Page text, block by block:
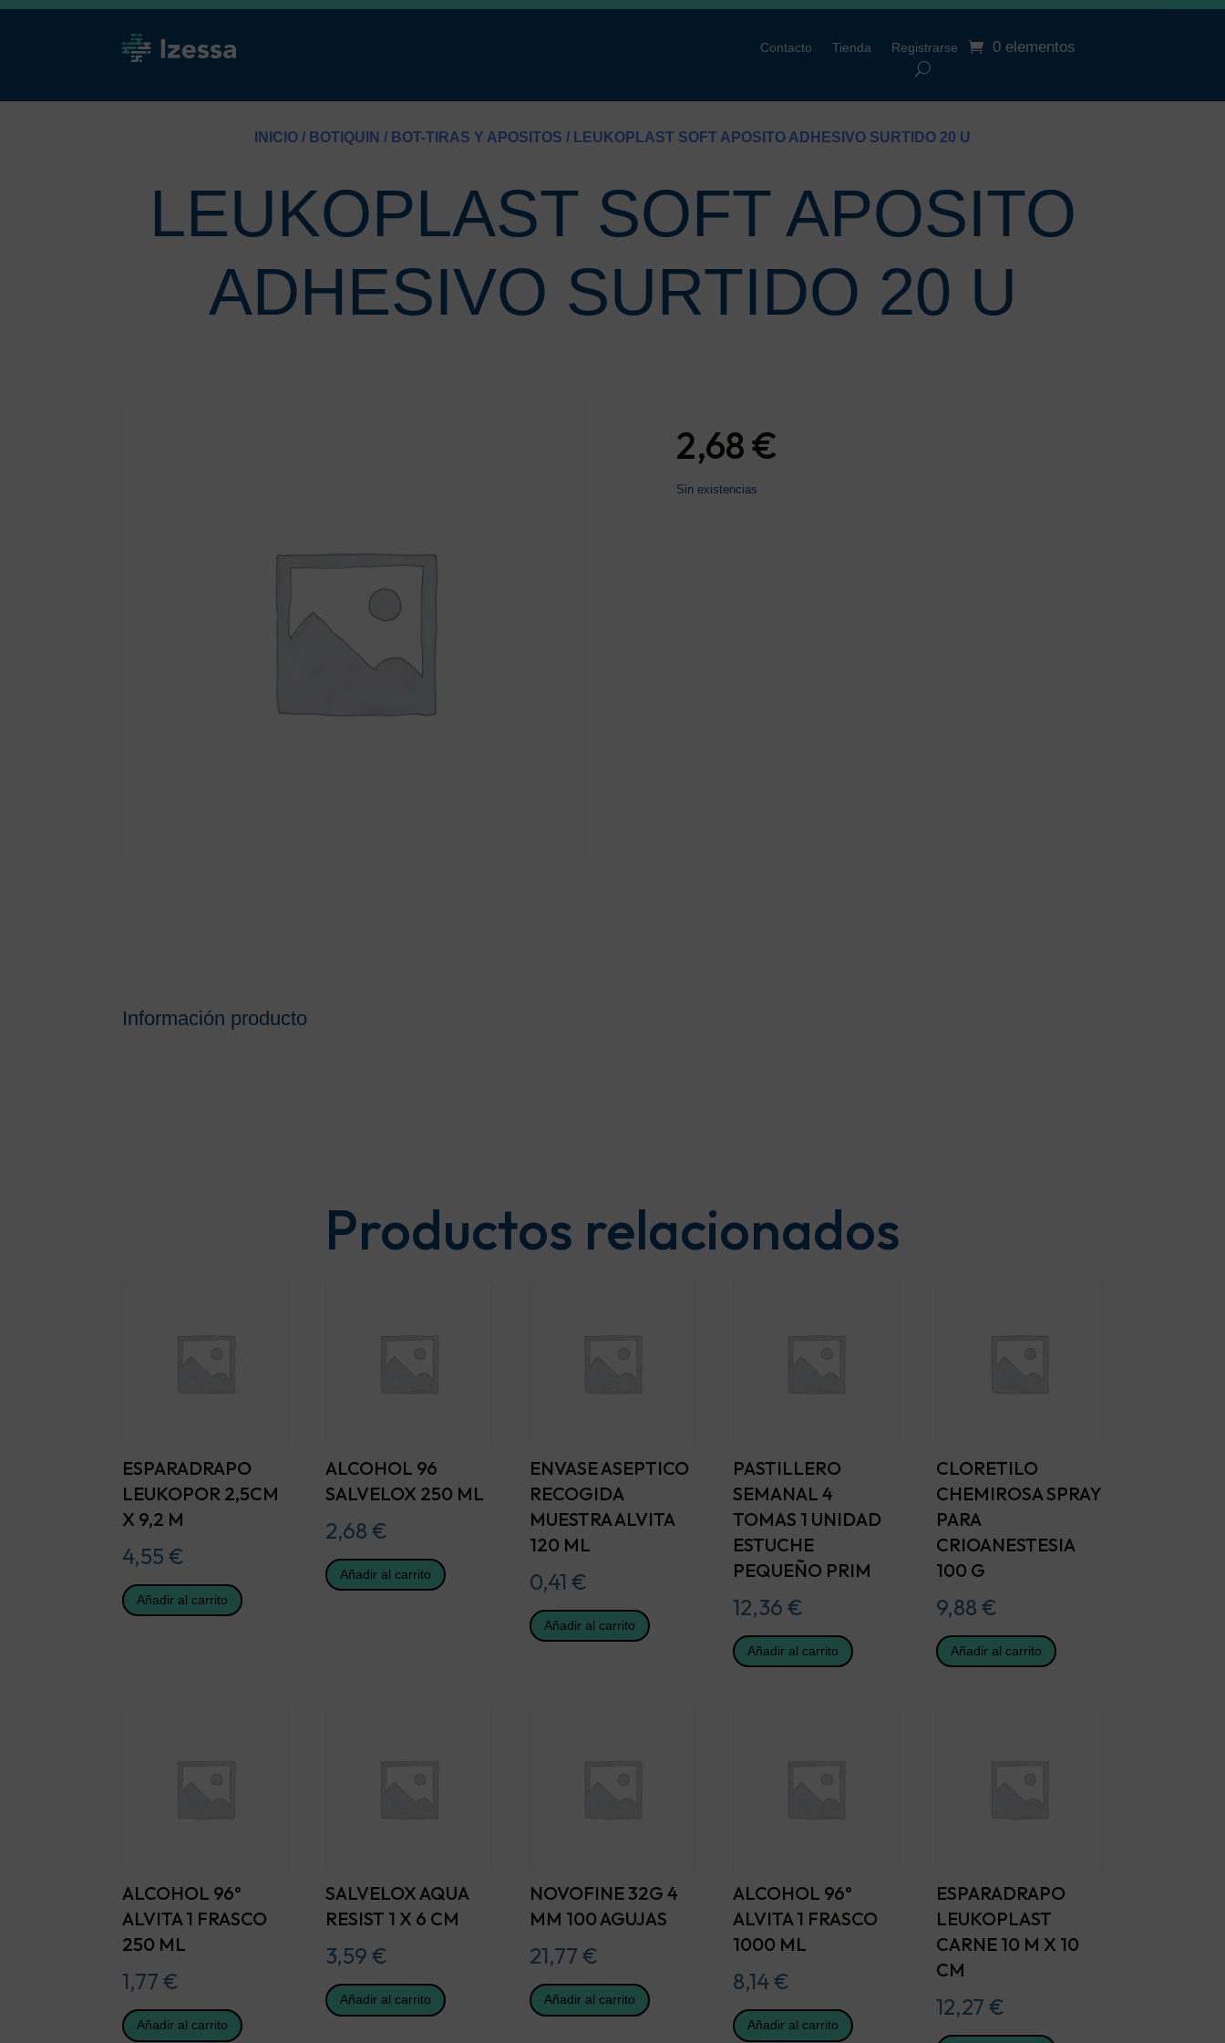
Contacto Tienda Registrarse 0 elementos
INICIO / BOTIQUIN / BOT-TIRAS Y APOSITOS / LEUKOPLAST SOFT APOSITO ADHESIVO SURTIDO 20 U
LEUKOPLAST SOFT APOSITO
ADHESIVO SURTIDO 20 U
2,68€
Sin existencias
Información producto
Productos relacionados
ESPARADRAPO
LEUKOPOR 2,5CM
X 9,2 M
4,55€
Añadir al carrito
ALCOHOL 96
SALVELOX 250 ML
2,68€
Añadir al carrito
ENVASE ASEPTICO
RECOGIDA
MUESTRA ALVITA
120 ML
0,41 €
Añadir al carrito
PASTILLERO
SEMANAL 4
TOMAS 1 UNIDAD
ESTUCHE
PEQUEÑO PRIM
12,36 €
Añadir al carrito
CLORETILO
CHEMIROSA SPRAY
PARA
CRIOANESTESIA
100 G
9,88 €
Añadir al carrito
ALCOHOL 96º
ALVITA 1 FRASCO
250 ML
1,77€
Añadir al carrito
SALVELOX AQUA
RESIST 1 X 6 CM
3,59€
Añadir al carrito
NOVOFINE 32G 4
MM 100 AGUJAS
21,77 €
Añadir al carrito
ALCOHOL 96º
ALVITA 1 FRASCO
1000 ML
8,14€
Añadir al carrito
ESPARADRAPO
LEUKOPLAST
CARNE 10 M X 10
CM
12,27 €